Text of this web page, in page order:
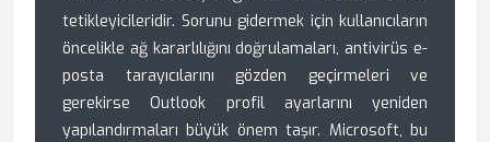
tetikleyicileridir. Sorunu gidermek için kullanıcıların
öncelikle ağ kararlılığını doğrulamaları, antivirüs e-
posta tarayıcılarını gözden geçirmeleri ve
gerekirse Outlook profil ayarlarını yeniden
yapılandırmaları büyük önem taşır. Microsoft, bu